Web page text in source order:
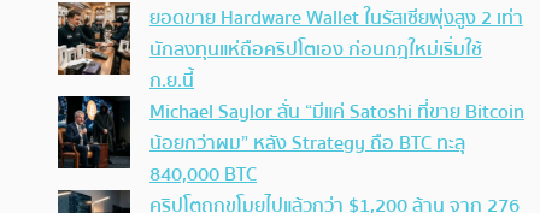
ยอดขาย Hardware Wallet ในรัสเซียพุ่งสูง 2 เท่า
นักลงทุนแห่ถือคริปโตเอง ก่อนกฎใหม่เริ่มใช้
ก.ย.นี้
Michael Saylor ลั่น “มีแค่ Satoshi ที่ขาย Bitcoin
น้อยกว่าผม” หลัง Strategy ถือ BTC ทะลุ
840,000 BTC
คริปโตถูกขโมยไปแล้วกว่า $1,200 ล้าน จาก 276